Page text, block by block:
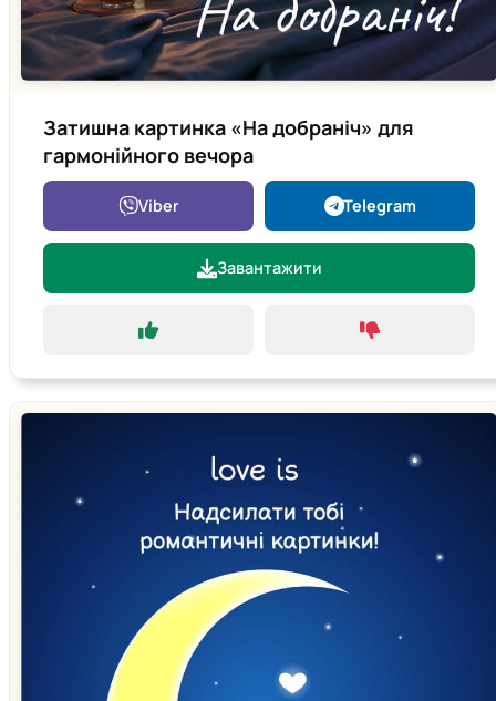
Затишна картинка «На добраніч» для
гармонійного вечора
Viber Telegram
Завантажити